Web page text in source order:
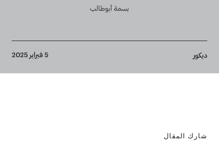
بسمة أبوطالب
Breadcrumb
ديكور 5 فبراير 2025
شارك المقال